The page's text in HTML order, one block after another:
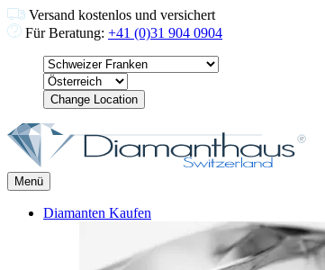
Versand kostenlos und versichert
Für Beratung: +41 (0)31 904 0904
Change Location
Menü
Diamanten Kaufen